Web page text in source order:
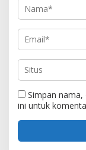
Simpan
ini untuk